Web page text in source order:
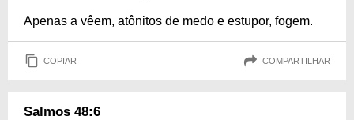
Apenas a vêem, atônitos de medo e estupor, fogem.
COPIAR COMPARTILHAR
Salmos 48:6